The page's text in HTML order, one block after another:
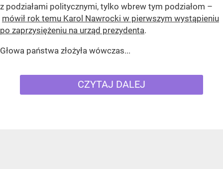
z podziałami politycznymi, tylko wbrew tym podziałom –
mówił rok temu Karol Nawrocki w pierwszym wystąpieniu
po zaprzysiężeniu na urząd prezydenta.
Głowa państwa złożyła wówczas...
CZYTAJ DALEJ